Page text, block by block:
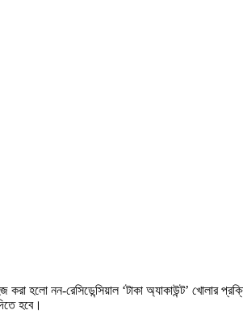
হলো নন-রেসিডেন্সিয়াল ‘টাকা অ্যাকাউন্ট’ খোলার
হবে।